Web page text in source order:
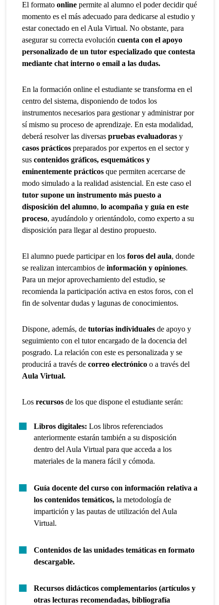
El formato online permite al alumno el poder decidir qué
momento es el más adecuado para dedicarse al estudio y
estar conectado en el Aula Virtual. No obstante, para
asegurar su correcta evolución cuenta con el apoyo
personalizado de un tutor especializado que contesta
mediante chat interno o email a las dudas.
En la formación online el estudiante se transforma en el
centro del sistema, disponiendo de todos los
instrumentos necesarios para gestionar y administrar por
sí mismo su proceso de aprendizaje. En esta modalidad,
deberá resolver las diversaspruebas evaluadoras y
casos prácticospreparados por expertos en el sector y
suscontenidos gráficos, esquemáticos y
eminentemente prácticos que permiten acercarse de
modo simulado a la realidad asistencial. En este caso el
tutor supone un instrumento más puesto a
disposición del alumno,lo acompaña y guía en este
proceso, ayudándolo y orientándolo, como experto a su
disposición para llegar al destino propuesto.
El alumno puede participar en losforos del aula, donde
se realizan intercambios deinformación y opiniones.
Para un mejor aprovechamiento del estudio, se
recomienda la participación activa en estos foros, con el
fin de solventar dudas y lagunas de conocimientos.
Dispone, además, detutorías individuales de apoyo y
seguimiento con el tutor encargado de la docencia del
posgrado. La relación con este es personalizada y se
producirá a través decorreo electrónico o a través del
Aula Virtual.
Losrecursos de los que dispone el estudiante serán:
Libros digitales:Los libros referenciados
anteriormente estarán también a su disposición
dentro del Aula Virtual para que acceda a los
materiales de la manera fácil y cómoda.
Guía docente del curso con información relativa a
los contenidos temáticos, la metodología de
impartición y las pautas de utilización del Aula
Virtual.
Contenidos de las unidades temáticas en formato
descargable.
Recursos didácticos complementarios (artículos y
otras lecturas recomendadas, bibliografía